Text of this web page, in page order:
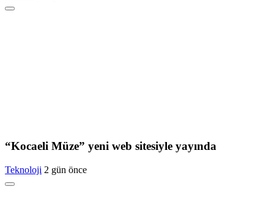
“Kocaeli Müze” yeni web sitesiyle yayında
Teknoloji 2 gün önce